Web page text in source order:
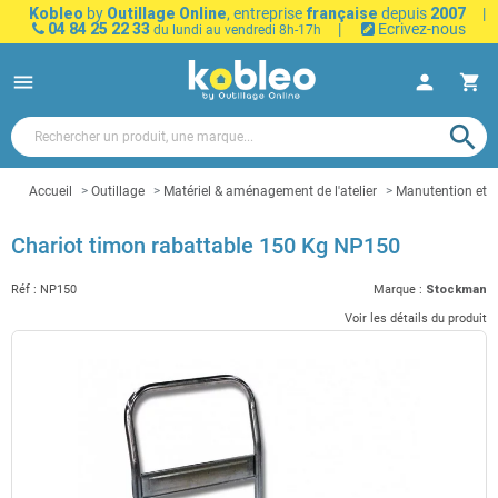
Kobleo by Outillage Online, entreprise française depuis 2007
|
04 84 25 22 33 du lundi au vendredi 8h-17h | Ecrivez-nous
menu person shopping_cart
search
Accueil Outillage Matériel & aménagement de l'atelier Manutention et
Chariot timon rabattable 150 Kg NP150
Réf : NP150 Marque : Stockman
Voir les détails du produit